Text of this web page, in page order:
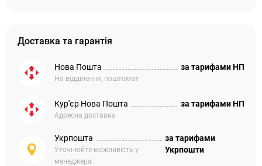
Доставка та гарантія
Нова Пошта
На відділення, поштомат
за тарифами НП
Кур'єр Нова Пошта
Адресна доставка
за тарифами НП
Укрпошта
Уточнюйте можливість у
менеджера
за тарифами
Укрпошти